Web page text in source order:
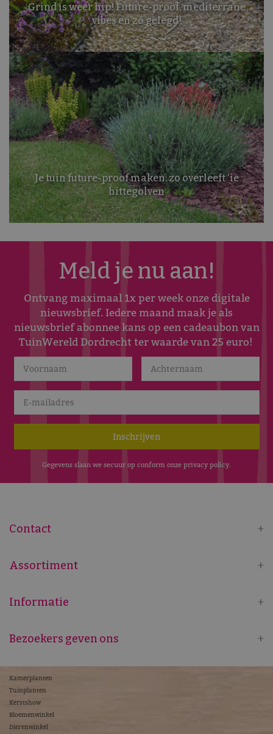
Grind is weer hip! Future-proof, mediterrane
vibes en zó gelegd!
Je tuin future-proof maken: zo overleeft ‘ie
hittegolven
Meld je nu aan!
Ontvang maximaal 1x per week onze digitale
nieuwsbrief. Iedere maand maak je als
nieuwsbrief abonnee kans op een cadeaubon van
TuinWereld Dordrecht ter waarde van 25 euro!
Gegevens slaan we secuur op conform onze privacy policy.
Contact
Assortiment
Informatie
Bezoekers geven ons
Kamerplanten
Tuinplanten
Kerstshow
Bloemenwinkel
Dierenwinkel